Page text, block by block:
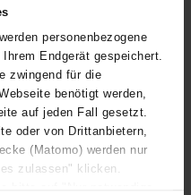
personenbezogene
Endgerät gespeichert.
zwingend für die
benötigt werden,
auf jeden Fall gesetzt.
oder von Drittanbietern,
(Matomo) werden nur
zulassen" klicken.